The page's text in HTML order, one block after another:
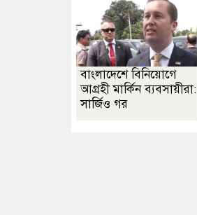
বাংলাদেশে বিনিয়োগে
আগ্রহী মার্কিন ব্যবসায়ীরা:
সার্জিও গর